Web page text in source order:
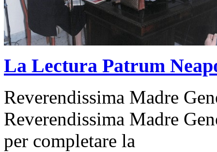
La Lectura Patrum
Reverendissima Madre
Reverendissima Madre
per completare la